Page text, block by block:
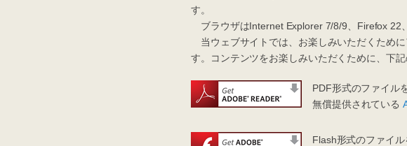
す。
ブラウザはInternet Explorer 7/8/9、Firefox 22
当ウェブサイトでは、お楽しみいただくため
す。コンテンツをお楽しみいただくために、下
PDF形式のファイル
無償提供されている
Flash形式のファイ